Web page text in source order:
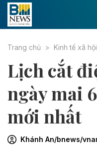
Trang chủ Kinh tế xã hội
Lịch cắt
ngày mai
mới nhất
Khánh An/bnews/